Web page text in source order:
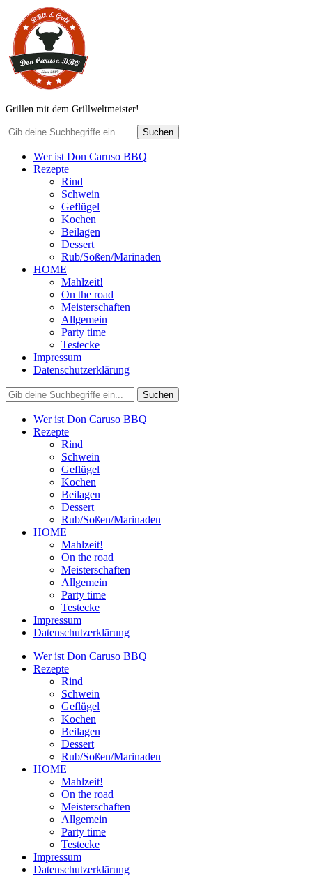
Grillen mit dem Grillweltmeister!
Wer ist Don Caruso BBQ
Rezepte
Rind
Schwein
Geflügel
Kochen
Beilagen
Dessert
Rub/Soßen/Marinaden
HOME
Mahlzeit!
On the road
Meisterschaften
Allgemein
Party time
Testecke
Impressum
Datenschutzerklärung
Wer ist Don Caruso BBQ
Rezepte
Rind
Schwein
Geflügel
Kochen
Beilagen
Dessert
Rub/Soßen/Marinaden
HOME
Mahlzeit!
On the road
Meisterschaften
Allgemein
Party time
Testecke
Impressum
Datenschutzerklärung
Wer ist Don Caruso BBQ
Rezepte
Rind
Schwein
Geflügel
Kochen
Beilagen
Dessert
Rub/Soßen/Marinaden
HOME
Mahlzeit!
On the road
Meisterschaften
Allgemein
Party time
Testecke
Impressum
Datenschutzerklärung